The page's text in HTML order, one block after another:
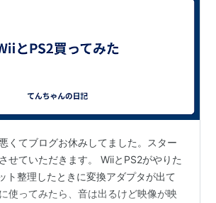
くてブログお休みしてました。スター
せていただきます。 WiiとPS2がやりた
ト整理したときに変換アダプタが出て
使ってみたら、音は出るけど映像が映